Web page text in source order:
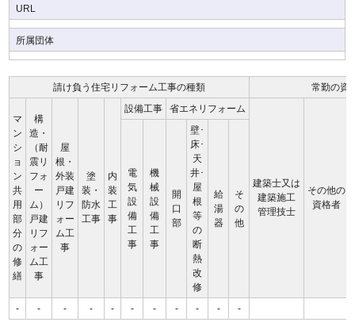
URL
所属団体
請け負う住宅リフォーム工事の種類 常勤の資
マ
ン
シ
ョ
ン
共
用
部
分
の
修
繕
構
造・
（耐
震リ
フォ
ー
ム）
戸建
リフ
ォー
ム工
事
屋
根・
外装
戸建
リフ
ォー
ム工
事
塗
装・
防水
工事
内
装
工
事
設備工事 省エネリフォーム
建築士又は
建築施工
管理技士
その他の
資格者
電
気
設
備
工
事
機
械
設
備
工
事
開
口
部
壁･
床･
天
井･
屋
根
等
の
断
熱
改
修
給
湯
器
そ
の
他
- - - - - - - - - - -